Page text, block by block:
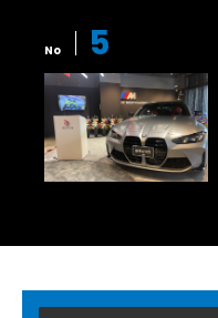
No 5